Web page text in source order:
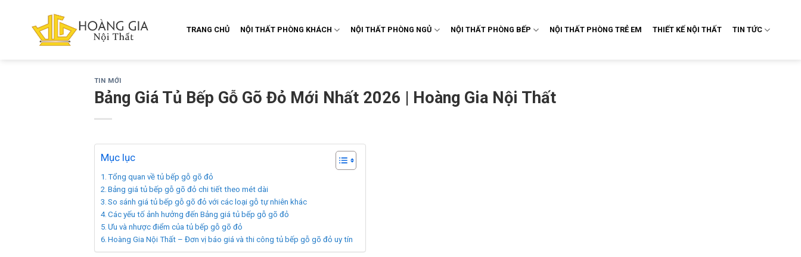
TRANG CHỦ NỘI THẤT PHÒNG KHÁCH NỘI THẤT PHÒNG NGỦ NỘI THẤT PHÒNG BẾP NỘI THẤT PHÒNG TRẺ EM THIẾT KẾ NỘI THẤT TIN TỨC
TIN MỚI
Bảng Giá Tủ Bếp Gỗ Gõ Đỏ Mới Nhất 2026 | Hoàng Gia Nội Thất
Mục lục
Tổng quan về tủ bếp gỗ gõ đỏ
Bảng giá tủ bếp gỗ gõ đỏ chi tiết theo mét dài
So sánh giá tủ bếp gỗ gõ đỏ với các loại gỗ tự nhiên khác
Các yếu tố ảnh hưởng đến Bảng giá tủ bếp gỗ gõ đỏ
Ưu và nhược điểm của tủ bếp gỗ gõ đỏ
Hoàng Gia Nội Thất – Đơn vị báo giá và thi công tủ bếp gỗ gõ đỏ uy tín